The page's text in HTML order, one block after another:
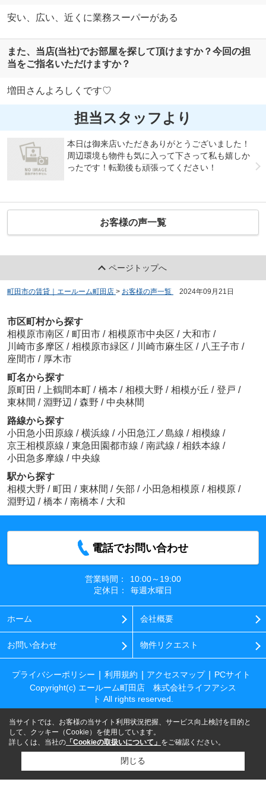
安い、広い、近くに業務スーパーがある
また、当店(当社)でお部屋を探して頂けますか？今回の担
当をご指名いただけますか？
増田さんよろしくです♡
担当スタッフより
本日は御来店いただきありがとうございました！
周辺環境も物件も気に入って下さって私も嬉しか
ったです！転勤後も頑張ってください！
お客様の声一覧
ページトップへ
町田市の賃貸｜エールーム町田店 > お客様の声一覧 2024年09月21日
市区町村から探す
相模原市南区 / 町田市 / 相模原市中央区 / 大和市 /
川崎市多摩区 / 相模原市緑区 / 川崎市麻生区 / 八王子市 /
座間市 / 厚木市
町名から探す
原町田 / 上鶴間本町 / 橋本 / 相模大野 / 相模が丘 / 登戸 /
東林間 / 淵野辺 / 森野 / 中央林間
路線から探す
小田急小田原線 / 横浜線 / 小田急江ノ島線 / 相模線 /
京王相模原線 / 東急田園都市線 / 南武線 / 相鉄本線 /
小田急多摩線 / 中央線
駅から探す
相模大野 / 町田 / 東林間 / 矢部 / 小田急相模原 / 相模原 /
淵野辺 / 橋本 / 南橋本 / 大和
電話でお問い合わせ
営業時間：
10:00～19:00
定休日：
毎週水曜日
ホーム 会社概要
お問い合わせ 物件リクエスト
プライバシーポリシー 利用規約 アクセスマップ
PCサイト
Copyright(c) エールーム町田店 株式会社ライフアシス
ト All rights reserved.
当サイトでは、お客様の当サイト利用状況把握、サービス向上検討を目的と
して、クッキー（Cookie）を使用しています。
詳しくは、当社の 「Cookieの取扱いについて」 をご確認ください。
閉じる